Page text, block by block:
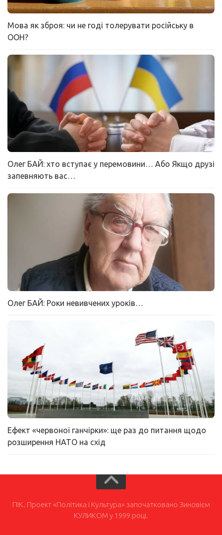
Мова як зброя: чи не годі толерувати російську в
ООН?
Олег БАЙ: хто вступає у перемовини… Або Якщо друзі
запевняють вас…
Олег БАЙ: Роки невивчених уроків…
Ефект «червоної ганчірки»: ще раз до питання щодо
розширення НАТО на схід
ПІК. Проект «Політика і Культура» започатковано Зиновієм
КУЛИКОМ у 1999 році.